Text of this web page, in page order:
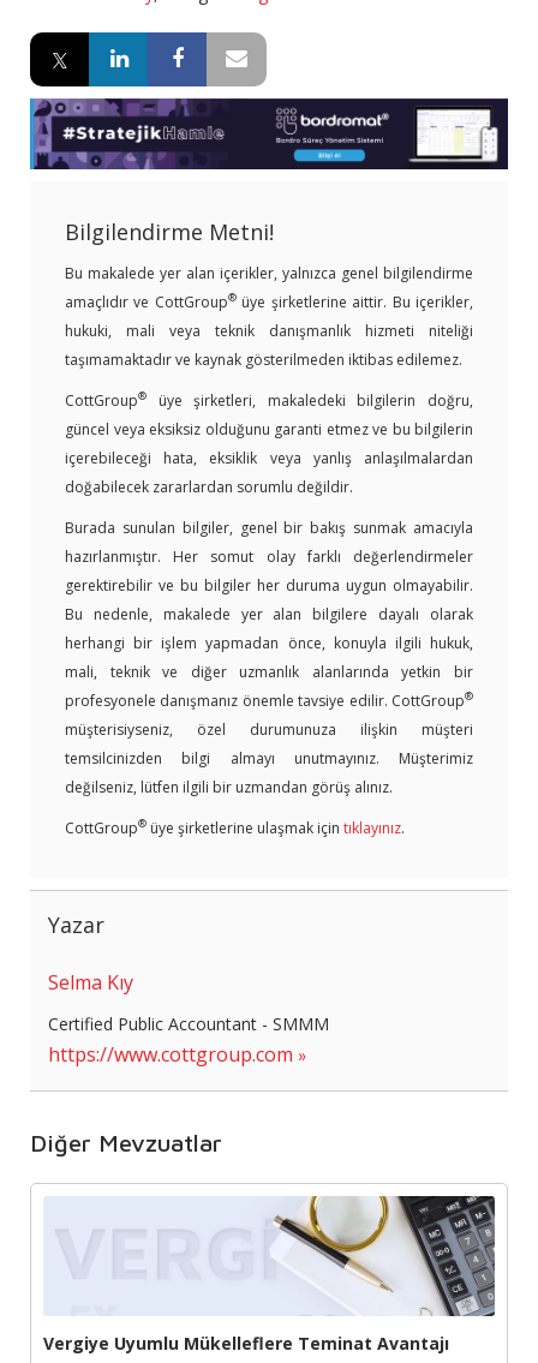
Bilgilendirme Metni!
Bu makalede yer alan içerikler, yalnızca genel bilgilendirme
amaçlıdır ve CottGroup®üye şirketlerine aittir. Bu içerikler,
hukuki, mali veya teknik danışmanlık hizmeti niteliği
taşımamaktadır ve kaynak gösterilmeden iktibas edilemez.
CottGroup®
üye şirketleri, makaledeki bilgilerin doğru,
güncel veya eksiksiz olduğunu garanti etmez ve bu bilgilerin
içerebileceği hata, eksiklik veya yanlış anlaşılmalardan
doğabilecek zararlardan sorumlu değildir.
Burada sunulan bilgiler, genel bir bakış sunmak amacıyla
hazırlanmıştır. Her somut olay farklı değerlendirmeler
gerektirebilir ve bu bilgiler her duruma uygun olmayabilir.
Bu nedenle, makalede yer alan bilgilere dayalı olarak
herhangi bir işlem yapmadan önce, konuyla ilgili hukuk,
mali, teknik ve diğer uzmanlık alanlarında yetkin bir
profesyonele danışmanız önemle tavsiye edilir. CottGroup®
müşterisiyseniz, özel durumunuza ilişkin müşteri
temsilcinizden bilgi almayı unutmayınız. Müşterimiz
değilseniz, lütfen ilgili bir uzmandan görüş alınız.
CottGroup® üye şirketlerine ulaşmak için tıklayınız.
Yazar
Selma Kıy
Certified Public Accountant - SMMM
https://www.cottgroup.com
Diğer Mevzuatlar
Vergiye Uyumlu Mükelleflere Teminat Avantajı